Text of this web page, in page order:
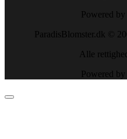
Powered
ParadisBlomster.dk ©
Alle
Powered